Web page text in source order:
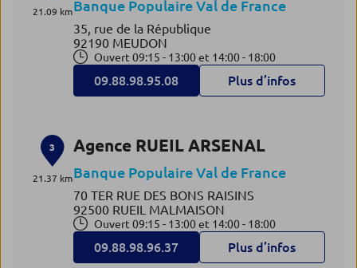
21.09 kmBanque Populaire Val de France
35, rue de la République
92190 MEUDON
Ouvert 09:15 - 13:00 et 14:00 - 18:00
09.88.98.95.08 Plus d’infos
3
21.37 km
Agence RUEIL ARSENAL
Banque Populaire Val de France
70 TER RUE DES BONS RAISINS
92500 RUEIL MALMAISON
Ouvert 09:15 - 13:00 et 14:00 - 18:00
09.88.98.96.37 Plus d’infos